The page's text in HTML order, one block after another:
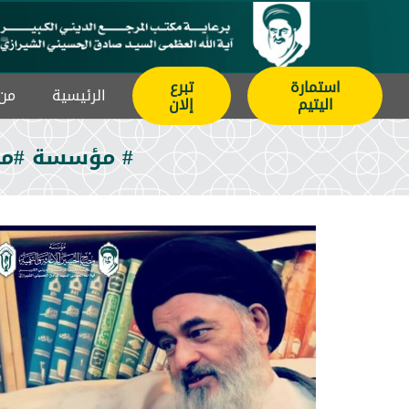
استمارة
اليتيم
تبرع
إلان الرئيسیة
# مؤسسة